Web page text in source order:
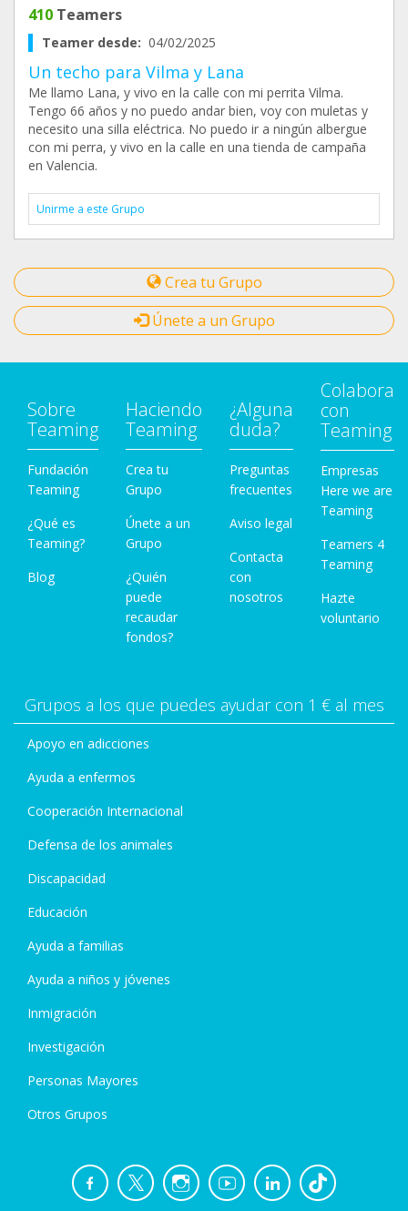
410 Teamers
Teamer desde: 04/02/2025
Un techo para Vilma y Lana
Me llamo Lana, y vivo en la calle con mi perrita Vilma.
Tengo 66 años y no puedo andar bien, voy con muletas y
necesito una silla eléctrica. No puedo ir a ningún albergue
con mi perra, y vivo en la calle en una tienda de campaña
en Valencia.
Unirme a este Grupo
Crea tu Grupo
Únete a un Grupo
Sobre
Teaming
Fundación
Teaming
¿Qué es
Teaming?
Blog
Haciendo
Teaming
Crea tu
Grupo
Únete a un
Grupo
¿Quién
puede
recaudar
fondos?
¿Alguna
duda?
Preguntas
frecuentes
Aviso legal
Contacta
con
nosotros
Colabora
con
Teaming
Empresas
Here we are
Teaming
Teamers 4
Teaming
Hazte
voluntario
Grupos a los que puedes ayudar con 1 € al mes
Apoyo en adicciones
Ayuda a enfermos
Cooperación Internacional
Defensa de los animales
Discapacidad
Educación
Ayuda a familias
Ayuda a niños y jóvenes
Inmigración
Investigación
Personas Mayores
Otros Grupos